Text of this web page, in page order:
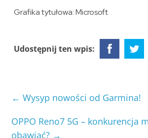
Grafika tytułowa: Microsoft
Udostępnij ten wpis:
← Wysyp nowości od Garmina!
OPPO Reno7 5G – konkurencja
obawiać? →